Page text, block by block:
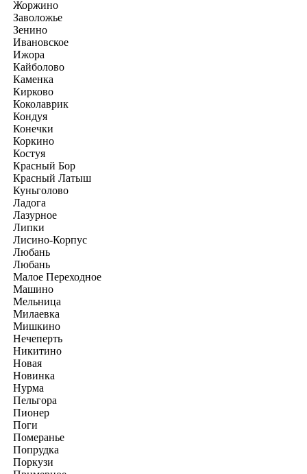
Жоржино
Заволожье
Зенино
Ивановское
Ижора
Кайболово
Каменка
Кирково
Коколаврик
Кондуя
Конечки
Коркино
Костуя
Красный Бор
Красный Латыш
Куньголово
Ладога
Лазурное
Липки
Лисино-Корпус
Любань
Любань
Малое Переходное
Машино
Мельница
Милаевка
Мишкино
Нечеперть
Никитино
Новая
Новинка
Нурма
Пельгора
Пионер
Поги
Померанье
Попрудка
Поркузи